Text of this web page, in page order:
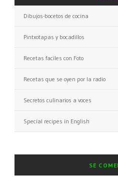
Dibujos-bocetos de cocina
Pintxotapas y bocadillos
Recetas faciles con Foto
Recetas que se oyen por la radio
Secretos culinarios a voces
Special recipes in English
SE